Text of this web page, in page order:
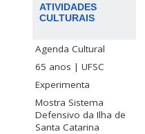
ATIVIDADES
CULTURAIS
Agenda Cultural
65 anos | UFSC
Experimenta
Mostra Sistema
Defensivo da Ilha de
Santa Catarina